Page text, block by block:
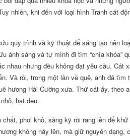
nhiên, khi đến với loại hình Tranh cát
quy trình và kỹ thuật để sáng tạo nên
ánh sáng và tự mình đi tìm “chìa khóa”
nhau nhưng đều không đạt yêu cầu. Cát
Và rồi, trong một lần về quê, anh đã
hương Hải Cường xưa. Thứ cát ấy, theo
hạt đều.
phơi khô, sàng kỹ rồi rang lên để
không nảy lên, mà giữ nguyên dạng,